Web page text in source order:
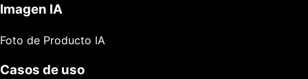
Imagen IA
Foto de Producto IA
Casos de uso